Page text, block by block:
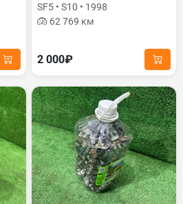
SF5 • S10 • 1998
62 769 км
2 000₽